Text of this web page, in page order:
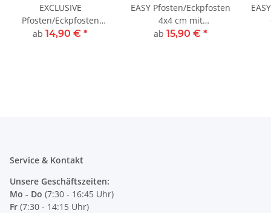
EXCLUSIVE
Pfosten/Eckpfosten
6x4/6x6 cm
ab 14,90 € *
EASY Pfosten/Eckpfosten
4x4 cm mit
angeschweißter
ab 15,90 € *
Service & Kontakt
Unsere Geschäftszeiten:
Mo - Do (7:30 - 16:45 Uhr)
Fr (7:30 - 14:15 Uhr)